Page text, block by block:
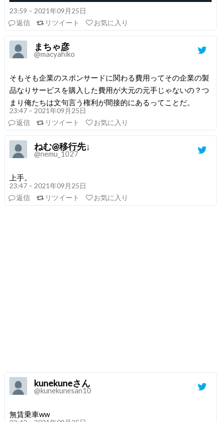
23:59 – 2021年09月25日
返信
リツイート お気に入り
まちゃ彦
@macyahiko
そもそも企業のスポンサードに関わる費用ってその企業の製
品なりサービスを購入した費用が大元の元手じゃないの？つ
まり俺たちは文句言う権利が間接的にあるってことだ。
23:47 – 2021年09月25日
返信
リツイート お気に入り
ねむ@移行先↓
@nemu_1027
上手。
23:47 – 2021年09月25日
返信
リツイート お気に入り
kunekuneさん
@kunekunesan10
無賃乗車ww